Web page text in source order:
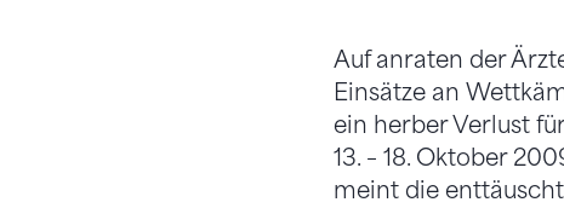
Auf anraten der
Einsätze an
ein herber Verlust
13. – 18. Oktober
meint die